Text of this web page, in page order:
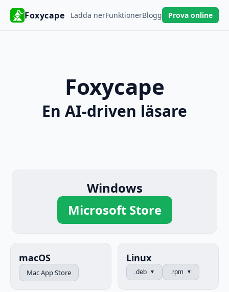
Foxycape Ladda nerFunktionerBlogg Prova online
Foxycape
En AI-driven läsare
Windows
Microsoft Store
macOS
Mac App Store
Linux
.deb ▼ .rpm ▼